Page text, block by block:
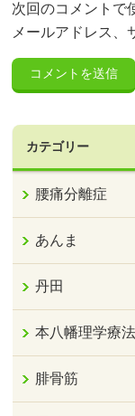
次回のコメントで
メールアドレス、
カテゴリー
腰痛分離症
あんま
丹田
本八幡理学療
腓骨筋